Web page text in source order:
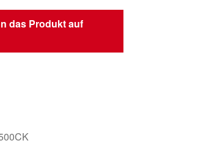
das Produkt auf